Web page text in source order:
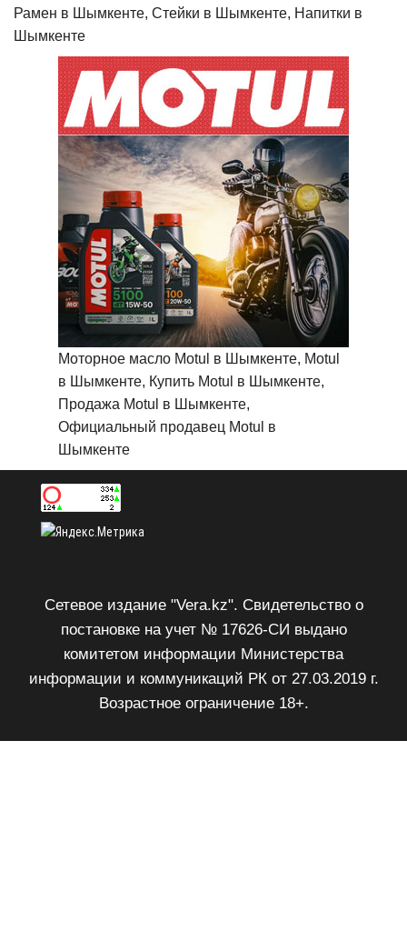
Рамен в Шымкенте, Стейки в Шымкенте, Напитки в
Шымкенте
Моторное масло Motul в Шымкенте, Motul
в Шымкенте, Купить Motul в Шымкенте,
Продажа Motul в Шымкенте,
Официальный продавец Motul в
Шымкенте
Сетевое издание "Vera.kz". Свидетельство о
постановке на учет № 17626-СИ выдано
комитетом информации Министерства
информации и коммуникаций РК от 27.03.2019 г.
Возрастное ограничение 18+.